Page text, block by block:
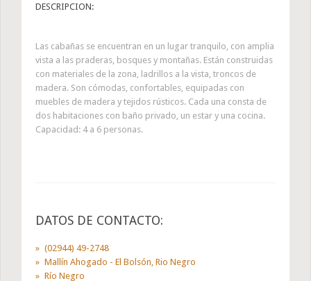
DESCRIPCION:
Las cabañas se encuentran en un lugar tranquilo, con amplia
vista a las praderas, bosques y montañas. Están construidas
con materiales de la zona, ladrillos a la vista, troncos de
madera. Son cómodas, confortables, equipadas con
muebles de madera y tejidos rústicos. Cada una consta de
dos habitaciones con baño privado, un estar y una cocina.
Capacidad: 4 a 6 personas.
DATOS DE CONTACTO:
(02944) 49-2748
Mallín Ahogado - El Bolsón, Rio Negro
Río Negro